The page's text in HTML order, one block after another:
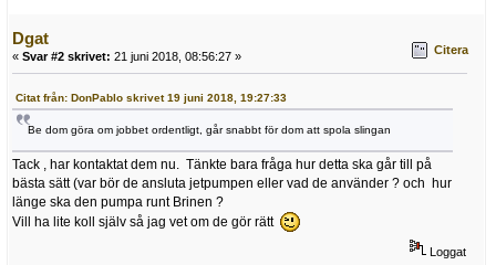
Dgat
« Svar #2 skrivet: 21 juni 2018, 08:56:27 » Citera
Citat från: DonPablo skrivet 19 juni 2018, 19:27:33
Be dom göra om jobbet ordentligt, går snabbt för dom att spola slingan
Tack , har kontaktat dem nu. Tänkte bara fråga hur detta ska går till på
bästa sätt (var bör de ansluta jetpumpen eller vad de använder ? och hur
länge ska den pumpa runt Brinen ?
Vill ha lite koll själv så jag vet om de gör rätt
Loggat